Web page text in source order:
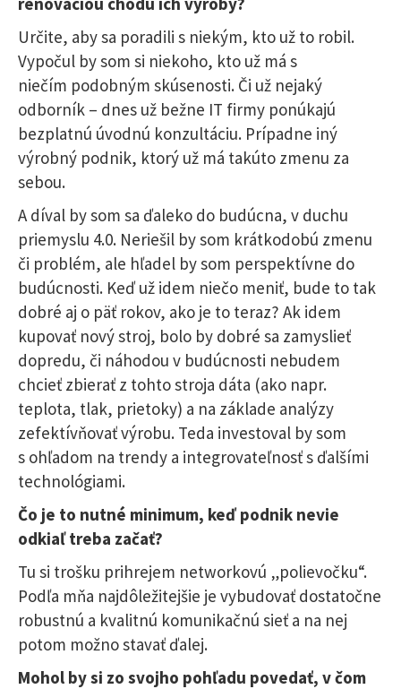
Určite, aby sa poradili s niekým, kto už to robil.
Vypočul by som si niekoho, kto už má s
niečím podobným skúsenosti. Či už nejaký
odborník – dnes už bežne IT firmy ponúkajú
bezplatnú úvodnú konzultáciu. Prípadne iný
výrobný podnik, ktorý už má takúto zmenu za
sebou.
A díval by som sa ďaleko do budúcna, v duchu
priemyslu 4.0. Neriešil by som krátkodobú zmenu
či problém, ale hľadel by som perspektívne do
budúcnosti. Keď už idem niečo meniť, bude to tak
dobré aj o päť rokov, ako je to teraz? Ak idem
kupovať nový stroj, bolo by dobré sa zamyslieť
dopredu, či náhodou v budúcnosti nebudem
chcieť zbierať z tohto stroja dáta (ako napr.
teplota, tlak, prietoky) a na základe analýzy
zefektívňovať výrobu. Teda investoval by som
s ohľadom na trendy a integrovateľnosť s ďalšími
technológiami.
Čo je to nutné minimum, keď podnik nevie
odkiaľ treba začať?
Tu si trošku prihrejem networkovú „polievočku“.
Podľa mňa najdôležitejšie je vybudovať dostatočne
robustnú a kvalitnú komunikačnú sieť a na nej
potom možno stavať ďalej.
Mohol by si zo svojho pohľadu povedať, v čom